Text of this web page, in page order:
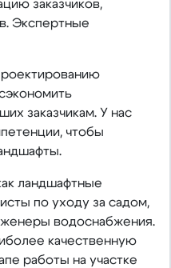
заказчиков,
Экспертные
заказчикам. У нас
чтобы
ландшафтные
по уходу за садом,
водоснабжения.
качественную
работы на участке